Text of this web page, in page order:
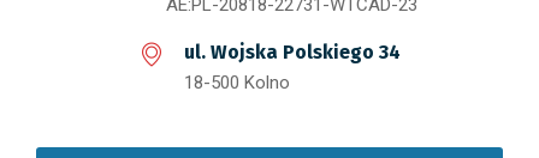
AE:PL-20818-22731-WTCAD-23
ul. Wojska Polskiego 34
18-500 Kolno